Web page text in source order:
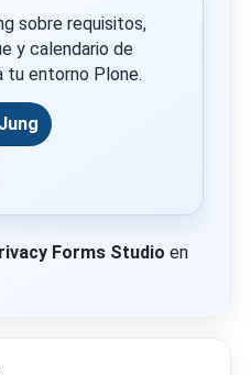
sobre requisitos,
y calendario de
tu entorno Plone.
Forms Studio en